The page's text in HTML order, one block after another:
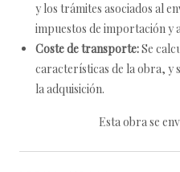
y los trámites asociados al
impuestos de importación y
Coste de transporte:Se
características de la obra, y
la adquisición.
Esta obra se